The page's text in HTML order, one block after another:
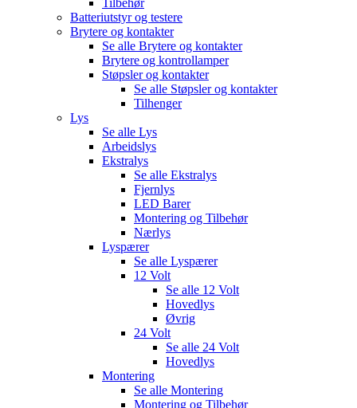
Batteriutstyr og testere
Brytere og kontakter
Se alle Brytere og kontakter
Brytere og kontrollamper
Støpsler og kontakter
Se alle Støpsler og kontakter
Tilhenger
Lys
Se alle Lys
Arbeidslys
Ekstralys
Se alle Ekstralys
Fjernlys
LED Barer
Montering og Tilbehør
Nærlys
Lyspærer
Se alle Lyspærer
12 Volt
Se alle 12 Volt
Hovedlys
Øvrig
24 Volt
Se alle 24 Volt
Hovedlys
Montering
Se alle Montering
Montering og Tilbehør